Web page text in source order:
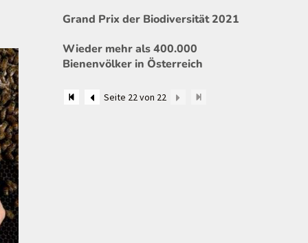
Grand Prix der Biodiversität 2021
Wieder mehr als 400.000
Bienenvölker in Österreich
Seite 22 von 22